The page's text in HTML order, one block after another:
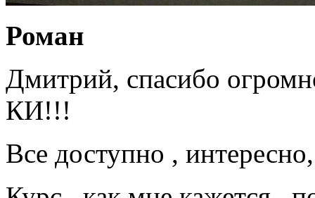
Роман
Дмитрий, спасибо
КИ!!!
Все доступно ,